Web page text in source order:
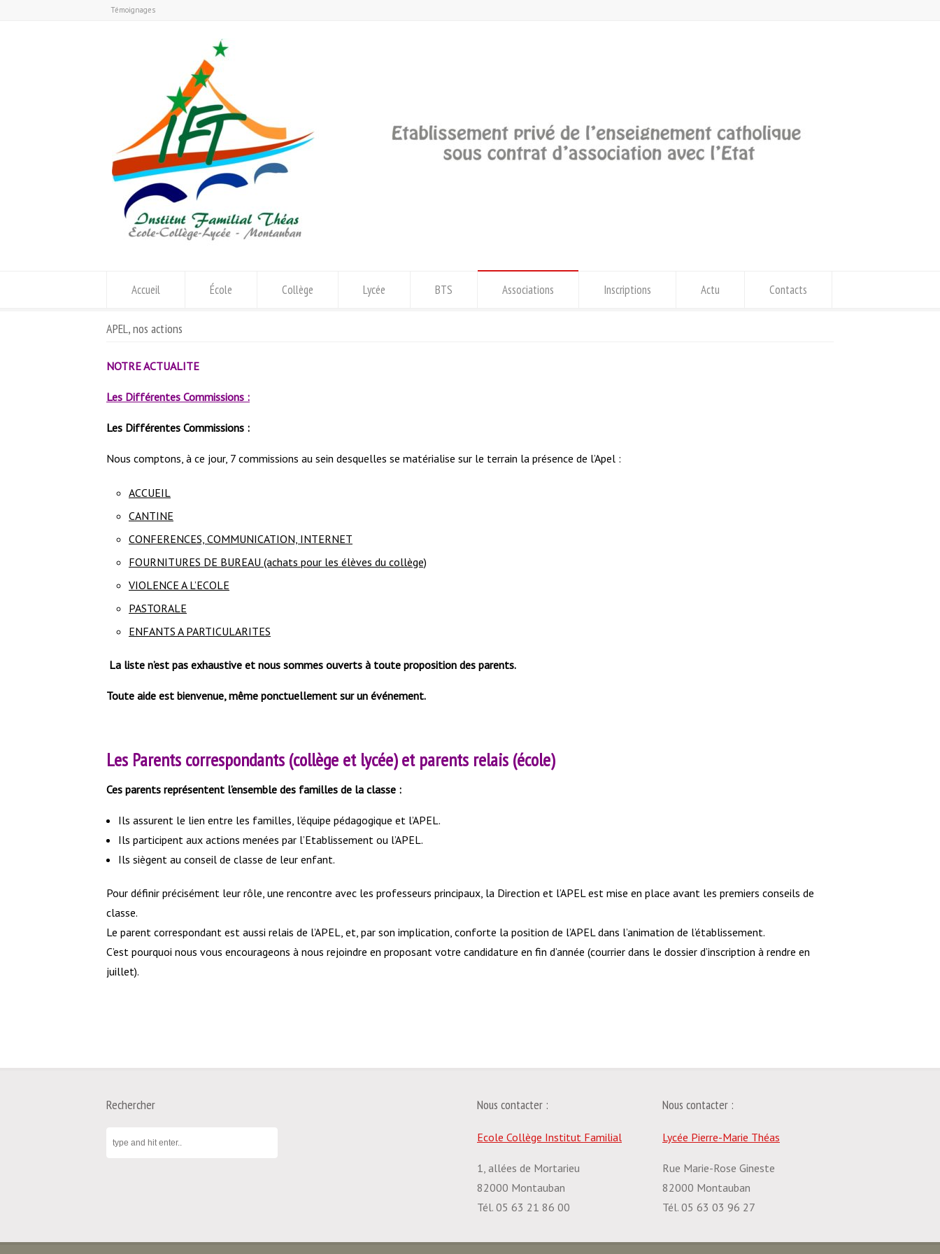
Témoignages
Accueil École Collège Lycée BTS Associations Inscriptions Actu Contacts
APEL, nos actions
NOTRE ACTUALITE
Les Différentes Commissions :
Les Différentes Commissions :
Nous comptons, à ce jour, 7 commissions au sein desquelles se matérialise sur le terrain la présence de l’Apel :
ACCUEIL
CANTINE
CONFERENCES, COMMUNICATION, INTERNET
FOURNITURES DE BUREAU (achats pour les élèves du collège)
VIOLENCE A L’ECOLE
PASTORALE
ENFANTS A PARTICULARITES
La liste n’est pas exhaustive et nous sommes ouverts à toute proposition des parents.
Toute aide est bienvenue, même ponctuellement sur un événement.
Les Parents correspondants (collège et lycée) et parents relais (école)
Ces parents représentent l’ensemble des familles de la classe :
Ils assurent le lien entre les familles, l’équipe pédagogique et l’APEL.
Ils participent aux actions menées par l’Etablissement ou l’APEL.
Ils siègent au conseil de classe de leur enfant.
Pour définir précisément leur rôle, une rencontre avec les professeurs principaux, la Direction et l’APEL est mise en place avant les premiers conseils de
classe.
Le parent correspondant est aussi relais de l’APEL, et, par son implication, conforte la position de l’APEL dans l’animation de l’établissement.
C’est pourquoi nous vous encourageons à nous rejoindre en proposant votre candidature en fin d’année (courrier dans le dossier d’inscription à rendre en
juillet).
Rechercher Nous contacter :
Ecole Collège Institut Familial
1, allées de Mortarieu
82000 Montauban
Tél. 05 63 21 86 00
Nous contacter :
Lycée Pierre-Marie Théas
Rue Marie-Rose Gineste
82000 Montauban
Tél. 05 63 03 96 27